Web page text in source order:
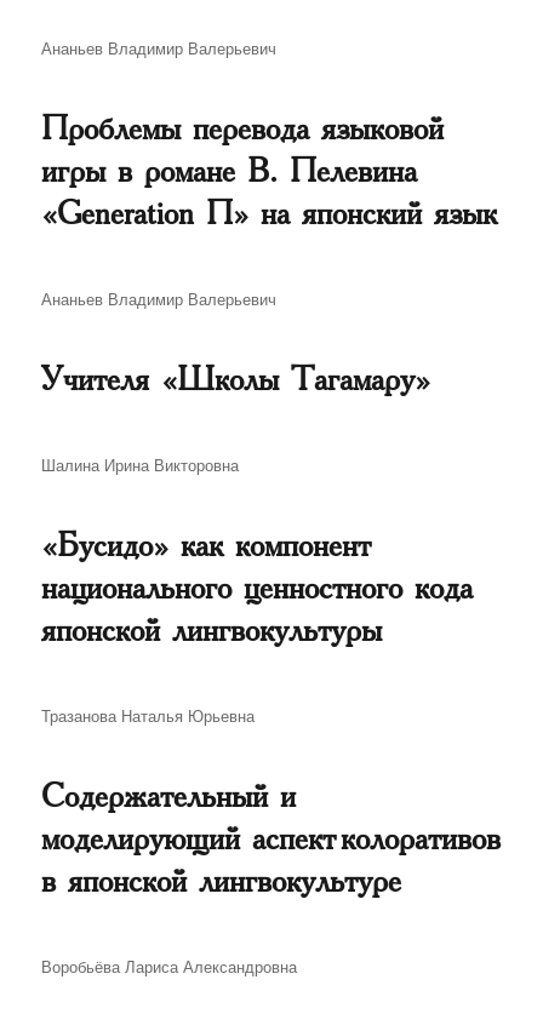
Автор
Ананьев Владимир Валерьевич
Проблемы перевода языковой
игры в романе В. Пелевина
«Generation П» на японский язык
Автор
Ананьев Владимир Валерьевич
Учителя «Школы Тагамару»
Автор
Шалина Ирина Викторовна
«Бусидо» как компонент
национального ценностного кода
японской лингвокультуры
Автор
Тразанова Наталья Юрьевна
Содержательный и
моделирующий аспект колоративов
в японской лингвокультуре
Автор
Воробьёва Лариса Александровна